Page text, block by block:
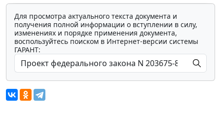
Для просмотра актуального текста документа и
получения полной информации о вступлении в силу,
изменениях и порядке применения документа,
воспользуйтесь поиском в Интернет-версии системы
ГАРАНТ: